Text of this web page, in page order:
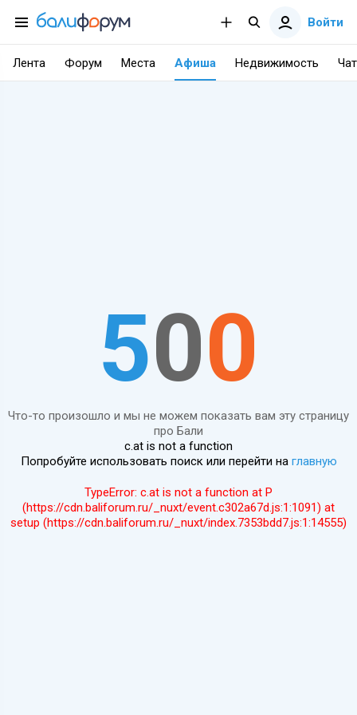
Войти
Лента Форум Места Афиша Недвижимость Чат
500
Что-то произошло и мы не можем показать вам эту страницу
про Бали
c.at is not a function
Попробуйте использовать поиск или перейти на главную
TypeError: c.at is not a function at P
(https://cdn.baliforum.ru/_nuxt/event.c302a67d.js:1:1091) at
setup (https://cdn.baliforum.ru/_nuxt/index.7353bdd7.js:1:14555)